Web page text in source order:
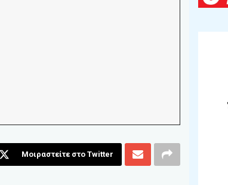
Μοιραστείτε στο Twitter